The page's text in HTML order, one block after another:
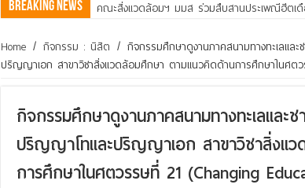
Breaking News คณะสิ่งแวดล้อมฯ มมส ร่วมสืบสานประเพณีฮีตเ
Home / กิจกรรม : นิสิต / กิจกรรมศึกษาดูงานภาคสนามทางทะเล
ปริญญาเอก สาขาวิชาสิ่งแวดล้อมศึกษา ตามแนวคิดด้านการศึกษาในศตว
กิจกรรมศึกษาดูงานภาคสนามทางทะเลแล
ปริญญาโทและปริญญาเอก สาขาวิชาสิ่งแ
การศึกษาในศตวรรษที่ 21 (Changing